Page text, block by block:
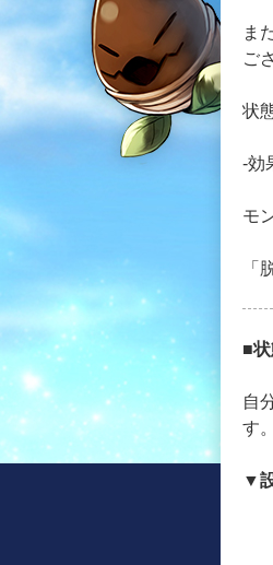
ま
ご
状
-効
モ
「
■
自
す。
▼